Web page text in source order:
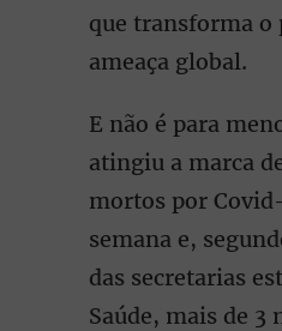
que transforma o
ameaça global.
E não é para
atingiu a marca
mortos por
semana e,
das secretarias
Saúde, mais de 3